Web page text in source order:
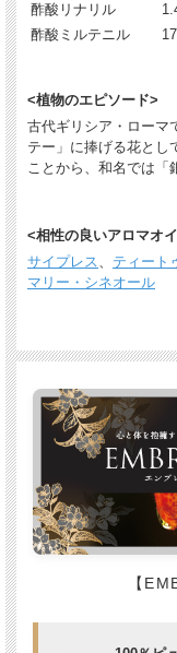
酢酸リナリル
酢酸ミルテニル
<植物のエピソード>
古代ギリシア・ローマ
テー」に捧げる花とし
ことから、和名では「
<相性の良いアロマオ
サイプレス、 ティート
マリー・シネオール
【